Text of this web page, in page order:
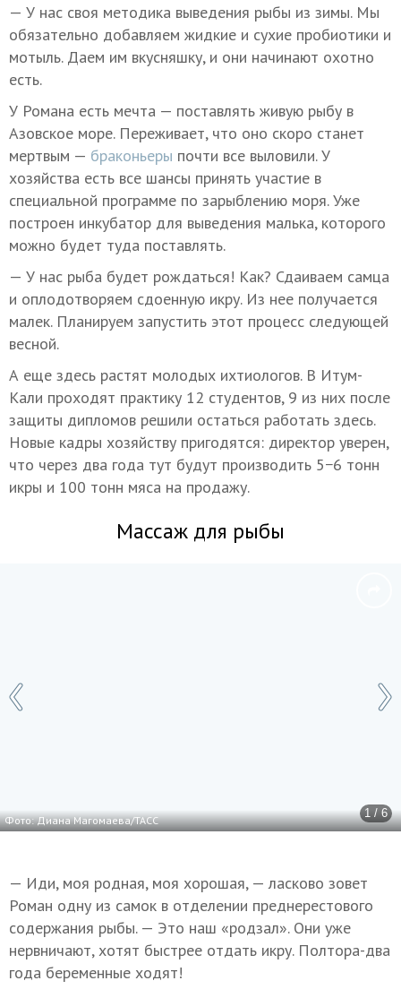
— У нас своя методика выведения рыбы из зимы. Мы
обязательно добавляем жидкие и сухие пробиотики и
мотыль. Даем им вкусняшку, и они начинают охотно
есть.
У Романа есть мечта — поставлять живую рыбу в
Азовское море. Переживает, что оно скоро станет
мертвым — браконьеры почти все выловили. У
хозяйства есть все шансы принять участие в
специальной программе по зарыблению моря. Уже
построен инкубатор для выведения малька, которого
можно будет туда поставлять.
— У нас рыба будет рождаться! Как? Сдаиваем самца
и оплодотворяем сдоенную икру. Из нее получается
малек. Планируем запустить этот процесс следующей
весной.
А еще здесь растят молодых ихтиологов. В Итум-
Кали проходят практику 12 студентов, 9 из них после
защиты дипломов решили остаться работать здесь.
Новые кадры хозяйству пригодятся: директор уверен,
что через два года тут будут производить 5−6 тонн
икры и 100 тонн мяса на продажу.
Массаж для рыбы
1 / 6
Фото: Диана Магомаева/ТАСС
— Иди, моя родная, моя хорошая, — ласково зовет
Роман одну из самок в отделении преднерестового
содержания рыбы. — Это наш «родзал». Они уже
нервничают, хотят быстрее отдать икру. Полтора-два
года беременные ходят!